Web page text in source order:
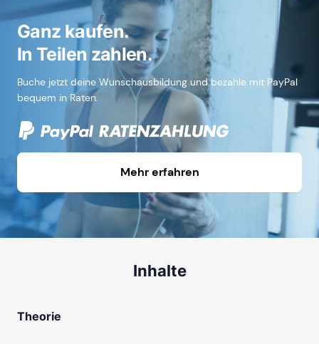
Ganz kaufen.
In Teilen zahlen.
Buche jetzt deine Wunschausbildung und bezahle mit PayPal
bequem in Raten.
Mehr erfahren
Inhalte
Theorie